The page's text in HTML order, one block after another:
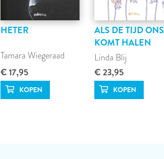
HETER
Tamara Wiegeraad
€ 17,95
ALS DE TIJD ONS
KOMT HALEN
Linda Blij
€ 23,95